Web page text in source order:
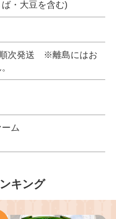
・大豆を含む)
順次発送 ※離島にはお
ム
キング